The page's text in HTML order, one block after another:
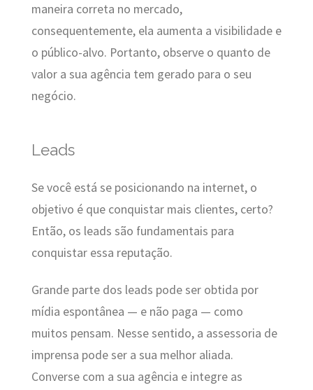
maneira correta no mercado,
consequentemente, ela aumenta a visibilidade e
o público-alvo. Portanto, observe o quanto de
valor a sua agência tem gerado para o seu
negócio.
Leads
Se você está se posicionando na internet, o
objetivo é que conquistar mais clientes, certo?
Então, os leads são fundamentais para
conquistar essa reputação.
Grande parte dos leads pode ser obtida por
mídia espontânea — e não paga — como
muitos pensam. Nesse sentido, a assessoria de
imprensa pode ser a sua melhor aliada.
Converse com a sua agência e integre as